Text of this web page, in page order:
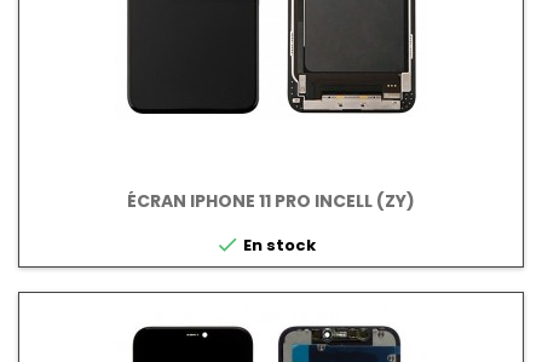
ÉCRAN IPHONE 11 PRO INCELL (ZY)
 En stock